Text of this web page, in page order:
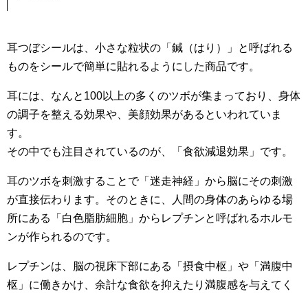
耳つぼシールは、小さな粒状の「鍼（はり）」と呼ばれる
ものをシールで簡単に貼れるようにした商品です。
耳には、なんと100以上の多くのツボが集まっており、身体
の調子を整える効果や、美顔効果があるといわれていま
す。
その中でも注目されているのが、「食欲減退効果」です。
耳のツボを刺激することで「迷走神経」から脳にその刺激
が直接伝わります。そのときに、人間の身体のあらゆる場
所にある「白色脂肪細胞」からレプチンと呼ばれるホルモ
ンが作られるのです。
レプチンは、脳の視床下部にある「摂食中枢」や「満腹中
枢」に働きかけ、余計な食欲を抑えたり満腹感を与えてく